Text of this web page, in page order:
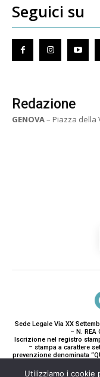
Seguici su
Redazione
GENOVA– Piazza della
Sede Legale Via XX
– N. REA
Iscrizione nel registro
– stampa a carattere
prevenzione denominata
Paola Gavarone.
Utilizziamo i cookie